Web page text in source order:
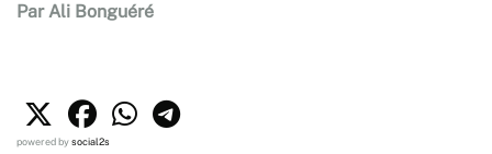
Par Ali Bonguéré
powered bysocial2s